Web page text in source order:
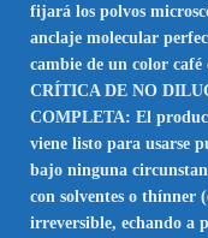
fijará los polvos
anclaje molecular
cambie de un color
CRÍTICA DE NO
COMPLETA: El
viene listo para usarse
bajo ninguna
con solventes o thínner
irreversible, echando a